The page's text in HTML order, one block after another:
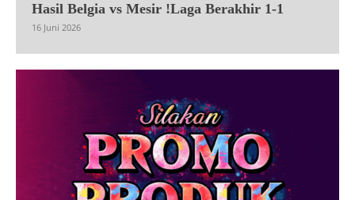
Hasil Belgia vs Mesir !Laga Berakhir 1-1
16 Juni 2026